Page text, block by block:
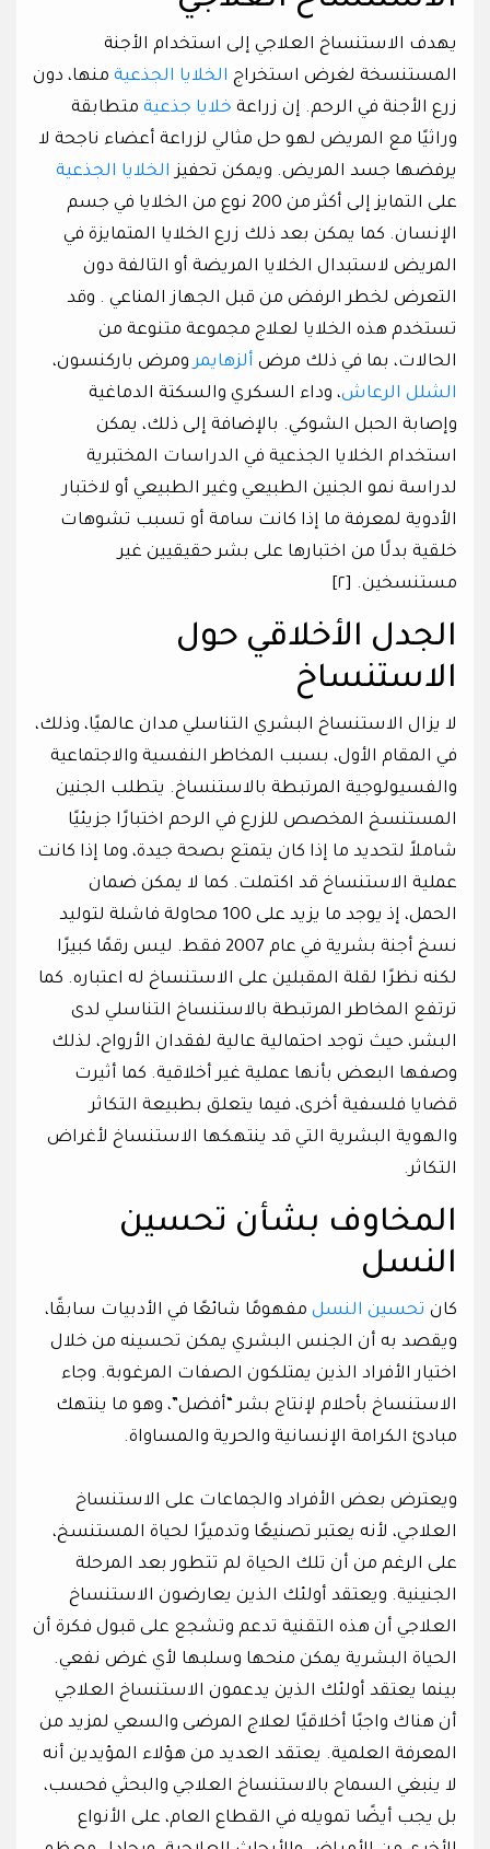
يهدف الاستنساخ العلاجي إلى استخدام الأجنة
المستنسخة لغرض استخراج الخلايا الجذعية منها، دون
زرع الأجنة في الرحم. إن زراعة خلايا جذعية متطابقة
وراثيًا مع المريض لهو حل مثالي لزراعة أعضاء ناجحة لا
يرفضها جسد المريض. ويمكن تحفيز الخلايا الجذعية
على التمايز إلى أكثر من 200 نوع من الخلايا في جسم
الإنسان. كما يمكن بعد ذلك زرع الخلايا المتمايزة في
المريض لاستبدال الخلايا المريضة أو التالفة دون
التعرض لخطر الرفض من قبل الجهاز المناعي . وقد
تستخدم هذه الخلايا لعلاج مجموعة متنوعة من
الحالات، بما في ذلك مرض ألزهايمرومرض باركنسون،
الشلل الرعاش، وداء السكري والسكتة الدماغية
وإصابة الحبل الشوكي. بالإضافة إلى ذلك، يمكن
استخدام الخلايا الجذعية في الدراسات المختبرية
لدراسة نمو الجنين الطبيعي وغير الطبيعي أو لاختبار
الأدوية لمعرفة ما إذا كانت سامة أو تسبب تشوهات
خلقية بدلًا من اختبارها على بشر حقيقيين غير
مستنسخين. [٢]
الجدل الأخلاقي حول
الاستنساخ
لا يزال الاستنساخ البشري التناسلي مدان عالميًا، وذلك،
في المقام الأول، بسبب المخاطر النفسية والاجتماعية
والفسيولوجية المرتبطة بالاستنساخ. يتطلب الجنين
المستنسخ المخصص للزرع في الرحم اختبارًا جزيئيًا
شاملاً لتحديد ما إذا كان يتمتع بصحة جيدة، وما إذا كانت
عملية الاستنساخ قد اكتملت. كما لا يمكن ضمان
الحمل، إذ يوجد ما يزيد على 100 محاولة فاشلة لتوليد
نسخ أجنة بشرية في عام 2007 فقط. ليس رقمًا كبيرًا
لكنه نظرًا لقلة المقبلين على الاستنساخ له اعتباره. كما
ترتفع المخاطر المرتبطة بالاستنساخ التناسلي لدى
البشر، حيث توجد احتمالية عالية لفقدان الأرواح، لذلك
وصفها البعض بأنها عملية غير أخلاقية. كما أثيرت
قضايا فلسفية أخرى، فيما يتعلق بطبيعة التكاثر
والهوية البشرية التي قد ينتهكها الاستنساخ لأغراض
التكاثر.
المخاوف بشأن تحسين
النسل
كان تحسين النسل مفهومًا شائعًا في الأدبيات سابقًا،
ويقصد به أن الجنس البشري يمكن تحسينه من خلال
اختيار الأفراد الذين يمتلكون الصفات المرغوبة. وجاء
الاستنساخ بأحلام لإنتاج بشر “أفضل”، وهو ما ينتهك
مبادئ الكرامة الإنسانية والحرية والمساواة.
ويعترض بعض الأفراد والجماعات على الاستنساخ
العلاجي، لأنه يعتبر تصنيعًا وتدميرًا لحياة المستنسخ،
على الرغم من أن تلك الحياة لم تتطور بعد المرحلة
الجنينية. ويعتقد أولئك الذين يعارضون الاستنساخ
العلاجي أن هذه التقنية تدعم وتشجع على قبول فكرة أن
الحياة البشرية يمكن منحها وسلبها لأي غرض نفعي.
بينما يعتقد أولئك الذين يدعمون الاستنساخ العلاجي
أن هناك واجبًا أخلاقيًا لعلاج المرضى والسعي لمزيد من
المعرفة العلمية. يعتقد العديد من هؤلاء المؤيدين أنه
لا ينبغي السماح بالاستنساخ العلاجي والبحثي فحسب،
بل يجب أيضًا تمويله في القطاع العام، على الأنواع